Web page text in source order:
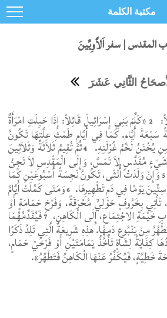
مكتبة الكلمة
المقدس | سفر اَلاَّوِيِّينَ
الثَّانِي عَشَرَ
«كَلِّمْ بَنِي إِسْرَائِيلَ قَائِلاً: إِذَا حَبِلَتِ امْرَأَةٌ
أَيَّامٍ. كَمَا فِي أَيَّامِ طَمْثِ عِلَّتِهَا تَكُونُ
يُخْتَنُ لَحْمُ غُرْلَتِهِ. ثُمَّ تُقِيمُ ثَلاَثَةً وَثَلاَثِينَ
شَيْءٍ مُقَدَّسٍ لاَ تَمَسَّ، وَإِلَى الْمَقْدِسِ لاَ تَجِئْ
5 وَإِنْ وَلَدَتْ أُنْثَى، تَكُونُ نَجِسَةً أُسْبُوعَيْنِ كَمَا
يَوْمًا فِي دَمِ تَطْهِيرِهَا. وَمَتَى كَمُلَتْ أَيَّامُ
تَأْتِي بِخَرُوفٍ حَوْلِيٍّ مُحْرَقَةً، وَفَرْخِ حَمَامَةٍ أَوْ
خَيْمَةِ الاجْتِمَاعِ، إِلَى الْكَاهِنِ، 7 فَيُقَدِّمُهُمَا
مِنْ يَنْبُوعِ دَمِهَا. هذِهِ شَرِيعَةُ الَّتِي تَلِدُ ذَكَرًا
كِفَايَةً لِشَاةٍ تَأْخُذُ يَمَامَتَيْنِ أَوْ فَرْخَيْ حَمَامٍ،
خَطِيَّةٍ، فَيُكَفِّرُ عَنْهَا الْكَاهِنُ فَتَطْهُرُ».